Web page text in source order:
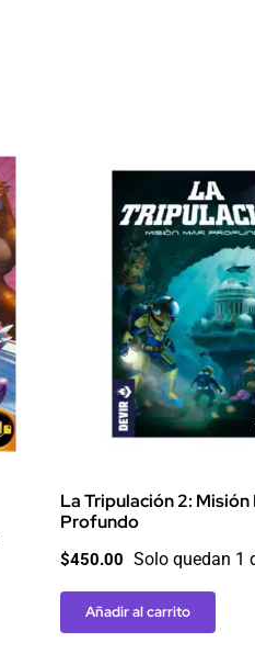
La Tripulación 2: Misión
Profundo
$450.00 Solo quedan 1
Añadir al carrito